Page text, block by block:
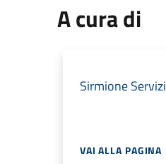
A cura di
Sirmione Servizi
VAI ALLA PAGINA